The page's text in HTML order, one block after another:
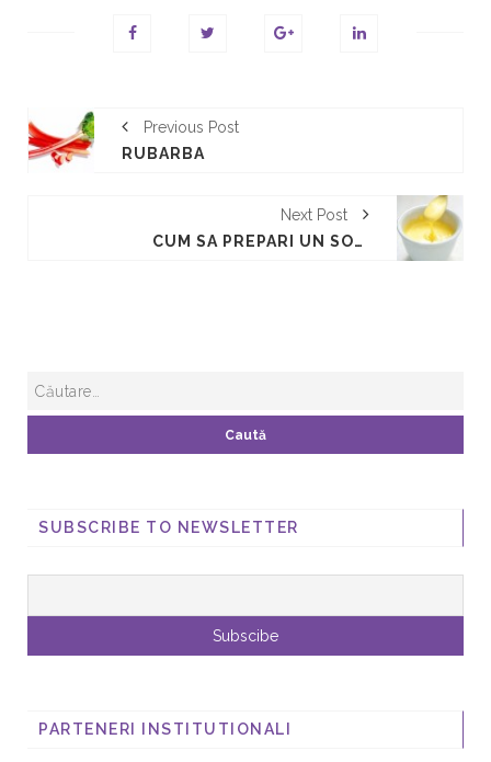
Previous Post
RUBARBA
Next Post
CUM SA PREPARI UN SOS OLANDEZ
SUBSCRIBE TO NEWSLETTER
PARTENERI INSTITUTIONALI